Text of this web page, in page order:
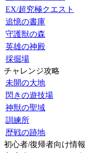
EX/超究極クエスト
追憶の書庫
守護獣の森
英雄の神殿
採掘場
チャレンジ攻略
未開の大地
閃きの遊技場
神獣の聖域
訓練所
歴戦の跡地
初心者/復帰者向け情報